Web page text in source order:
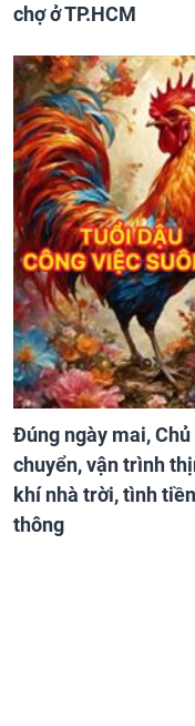
chợ ở TP.HCM
Đúng ngày mai,
chuyển, vận trình
khí nhà trời, tình
thông